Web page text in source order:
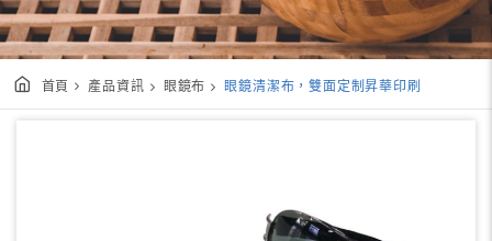
首頁 產品資訊 眼鏡布 眼鏡清潔布，雙面定制昇華印刷